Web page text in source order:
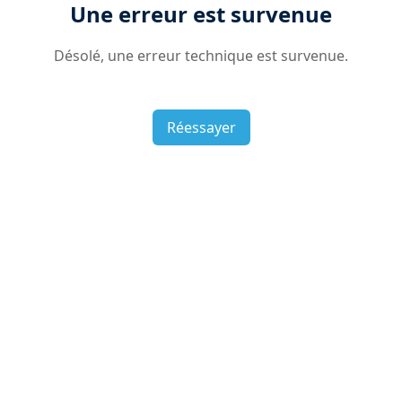
Une erreur est survenue
Désolé, une erreur technique est survenue.
Réessayer